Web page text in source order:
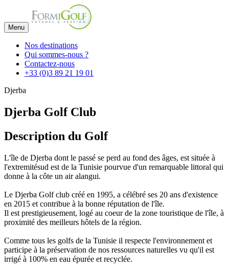
Menu
Nos destinations
Qui sommes-nous ?
Contactez-nous
+33 (0)3 89 21 19 01
Djerba
Djerba Golf Club
Description du Golf
L'île de Djerba dont le passé se perd au fond des âges, est située à
l'extremitésud est de la Tunisie pourvue d'un remarquable littoral qui
donne à la côte un air alangui.
Le Djerba Golf club créé en 1995, a célébré ses 20 ans d'existence
en 2015 et contribue à la bonne réputation de l'île.
Il est prestigieusement, logé au coeur de la zone touristique de l'île, à
proximité des meilleurs hôtels de la région.
Comme tous les golfs de la Tunisie il respecte l'environnement et
participe à la préservation de nos ressources naturelles vu qu'il est
irrigé à 100% en eau épurée et recyclée.